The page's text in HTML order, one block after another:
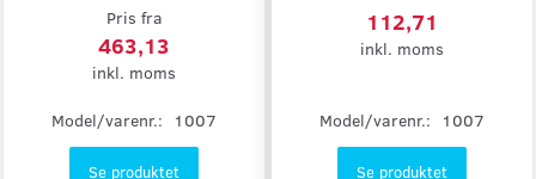
Pris fra
463,13
inkl. moms
Model/varenr.: 1007
Se produktet
112,71
inkl. moms
Model/varenr.: 1007
Se produktet